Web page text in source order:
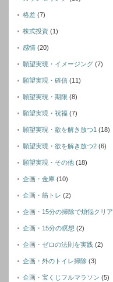
格差 (7)
株式投資 (1)
感情 (20)
願望実現・イメージング (7)
願望実現・確信 (11)
願望実現・期限 (8)
願望実現・祝福 (7)
願望実現・欲を解き放つ1 (18)
願望実現・欲を解き放つ2 (6)
願望実現・その他 (18)
企画・金庫 (10)
企画・筋トレ (2)
企画・15分の掃除で煩悩クリア
企画・15分の瞑想 (2)
企画・ゼロの法則を実践 (2)
企画・外のトイレ掃除 (3)
企画・宝くじフルマラソン (5)